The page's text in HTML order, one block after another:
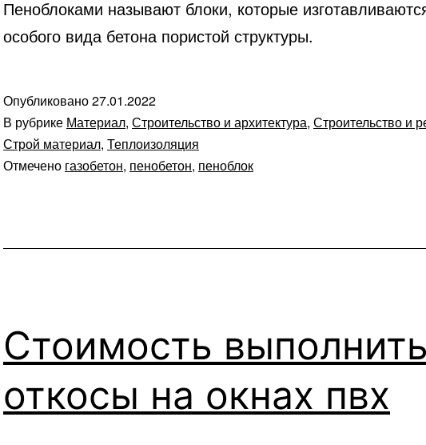
Пеноблоками называют блоки, которые
особого вида бетона пористой структуры.
Опубликовано27.01.2022
В рубрике Материал, Строительство и архитектура, Строительство и
Строй материал, Теплоизоляция
Отмечено газобетон, пенобетон, пеноблок
Стоимость
откосы на окнах пвх